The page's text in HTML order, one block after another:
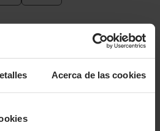
Acerca de las cookies